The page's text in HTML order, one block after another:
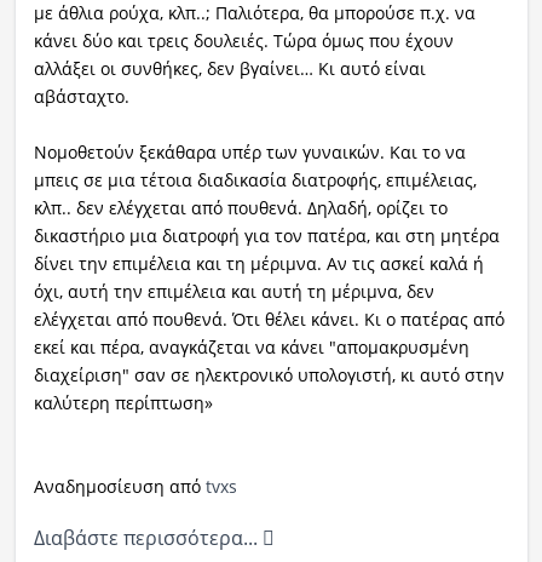
με άθλια ρούχα, κλπ..; Παλιότερα, θα μπορούσε π.χ. να
κάνει δύο και τρεις δουλειές. Τώρα όμως που έχουν
αλλάξει οι συνθήκες, δεν βγαίνει… Κι αυτό είναι
αβάσταχτο.
Νομοθετούν ξεκάθαρα υπέρ των γυναικών. Και το να
μπεις σε μια τέτοια διαδικασία διατροφής, επιμέλειας,
κλπ.. δεν ελέγχεται από πουθενά. Δηλαδή, ορίζει το
δικαστήριο μια διατροφή για τον πατέρα, και στη μητέρα
δίνει την επιμέλεια και τη μέριμνα. Αν τις ασκεί καλά ή
όχι, αυτή την επιμέλεια και αυτή τη μέριμνα, δεν
ελέγχεται από πουθενά. Ότι θέλει κάνει. Κι ο πατέρας από
εκεί και πέρα, αναγκάζεται να κάνει "απομακρυσμένη
διαχείριση" σαν σε ηλεκτρονικό υπολογιστή, κι αυτό στην
καλύτερη περίπτωση»
Αναδημοσίευση από tvxs
Διαβάστε περισσότερα...